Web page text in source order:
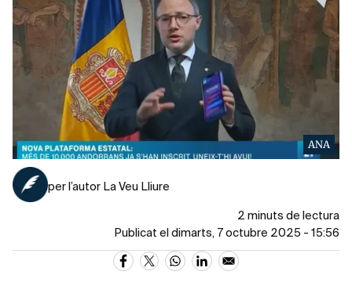
ANA
per l’autor La Veu Lliure
2 minuts de lectura
Publicat el dimarts, 7 octubre 2025 - 15:56